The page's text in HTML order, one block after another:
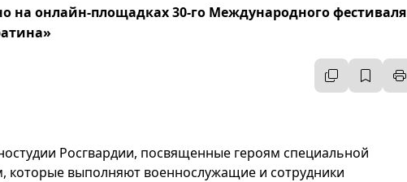
на онлайн-площадках 30-го Международного фестиваля
Росгвардии, посвященные героям специальной
которые выполняют военнослужащие и сотрудники